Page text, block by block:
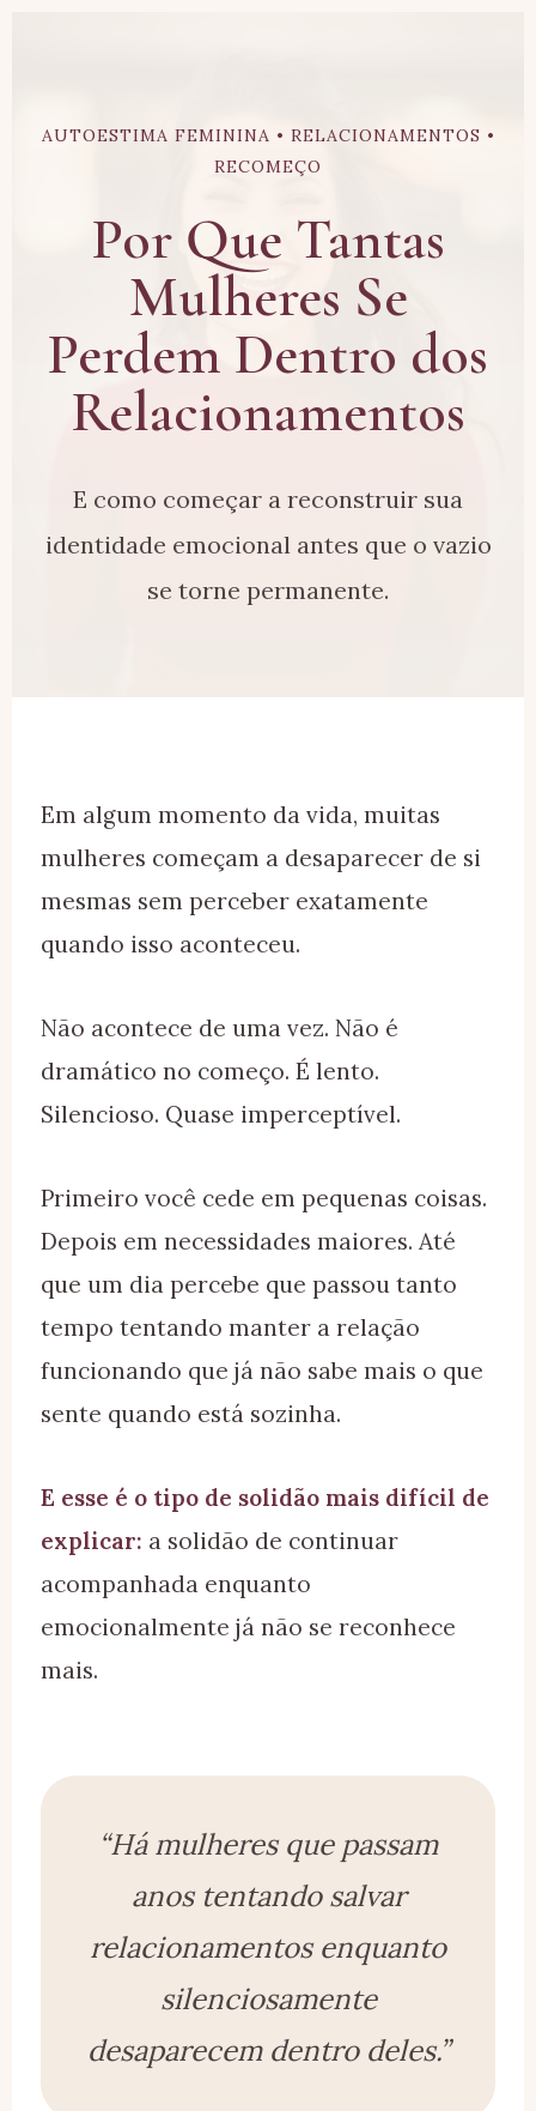
AUTOESTIMA FEMININA • RELACIONAMENTOS •
RECOMEÇO
Por Que Tantas
Mulheres Se
Perdem Dentro dos
Relacionamentos
E como começar a reconstruir sua
identidade emocional antes que o vazio
se torne permanente.
Em algum momento da vida, muitas
mulheres começam a desaparecer de si
mesmas sem perceber exatamente
quando isso aconteceu.
Não acontece de uma vez. Não é
dramático no começo. É lento.
Silencioso. Quase imperceptível.
Primeiro você cede em pequenas coisas.
Depois em necessidades maiores. Até
que um dia percebe que passou tanto
tempo tentando manter a relação
funcionando que já não sabe mais o que
sente quando está sozinha.
E esse é o tipo de solidão mais difícil de
explicar: a solidão de continuar
acompanhada enquanto
emocionalmente já não se reconhece
mais.
“Há mulheres que passam
anos tentando salvar
relacionamentos enquanto
silenciosamente
desaparecem dentro deles.”